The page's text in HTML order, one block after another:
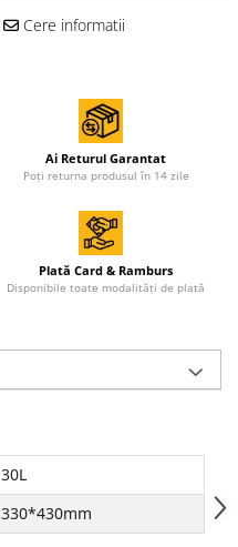
Cere informatii
Ai Returul Garantat
Poți returna produsul în 14 zile
Plată Card & Ramburs
Disponibile toate modalități de plată
30L
330*430mm